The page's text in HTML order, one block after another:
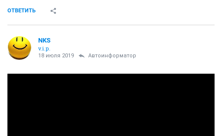
ОТВЕТИТЬ
NKS
v.i.p.
18 июля 2019 Автоинформатор